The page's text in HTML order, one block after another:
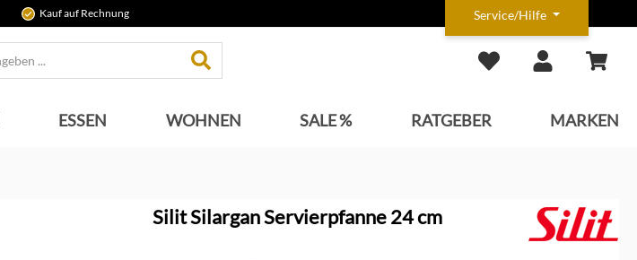
Kauf auf Rechnung Service/Hilfe
ESSEN WOHNEN SALE % RATGEBER MARKEN
Silit Silargan Servierpfanne 24 cm